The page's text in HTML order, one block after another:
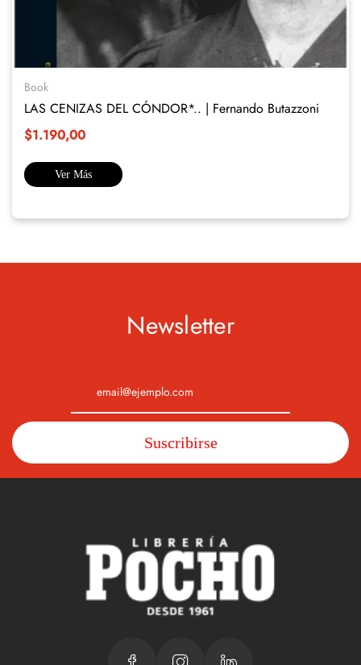
Book
LAS CENIZAS DEL CÓNDOR*.. | Fernando Butazzoni
$1.190,00
Ver Más
Newsletter
Suscribirse